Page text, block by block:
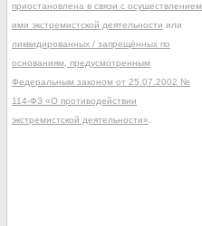
приостановлена в связи с осуществлением
ими экстремистской деятельности или
ликвидированных / запрещённых по
основаниям, предусмотренным
Федеральным законом от 25.07.2002 №
114-ФЗ «О противодействии
экстремистской деятельности»